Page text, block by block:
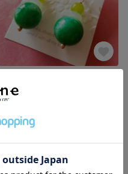
展示中